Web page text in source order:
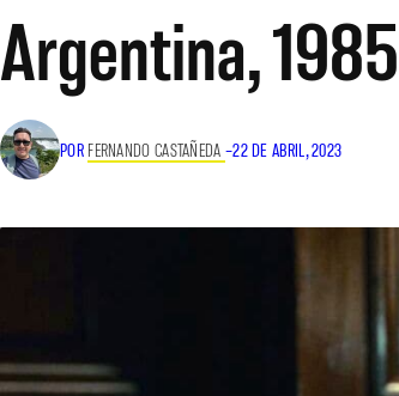
Argentina,
POR FERNANDO CASTAÑEDA –22 DE ABRIL, 2023